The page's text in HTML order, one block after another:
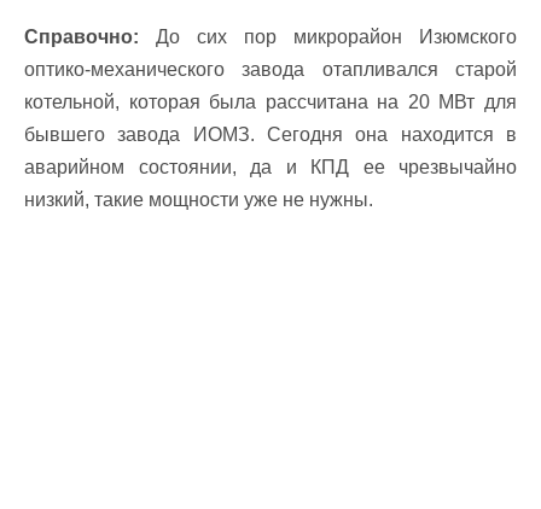
Справочно: До сих пор микрорайон Изюмского
оптико-механического завода отапливался старой
котельной, которая была рассчитана на 20 МВт для
бывшего завода ИОМЗ. Сегодня она находится в
аварийном состоянии, да и КПД ее чрезвычайно
низкий, такие мощности уже не нужны.